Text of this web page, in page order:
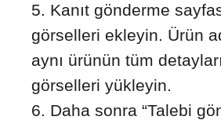
Kanıt gönderme
görselleri ekleyin. Ürün
aynı ürünün tüm
görselleri yükleyin.
Daha sonra “Talebi